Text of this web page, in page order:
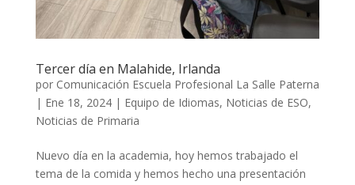
Tercer día en Malahide, Irlanda
por Comunicación Escuela Profesional La Salle Paterna
| Ene 18, 2024| Equipo de Idiomas, Noticias de ESO,
Noticias de Primaria
Nuevo día en la academia, hoy hemos trabajado el
tema de la comida y hemos hecho una presentación